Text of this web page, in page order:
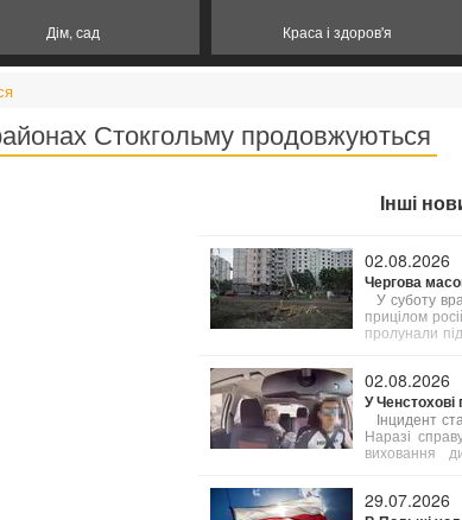
Дім, сад Краса і здоров'я
Стокгольму продовжуються
Інші
02.08.2026
Чергова
У суботу
прицілом
пролунали
02.08.2026
У Ченстохові
Інцидент
Наразі
виховання
зростання
29.07.2026